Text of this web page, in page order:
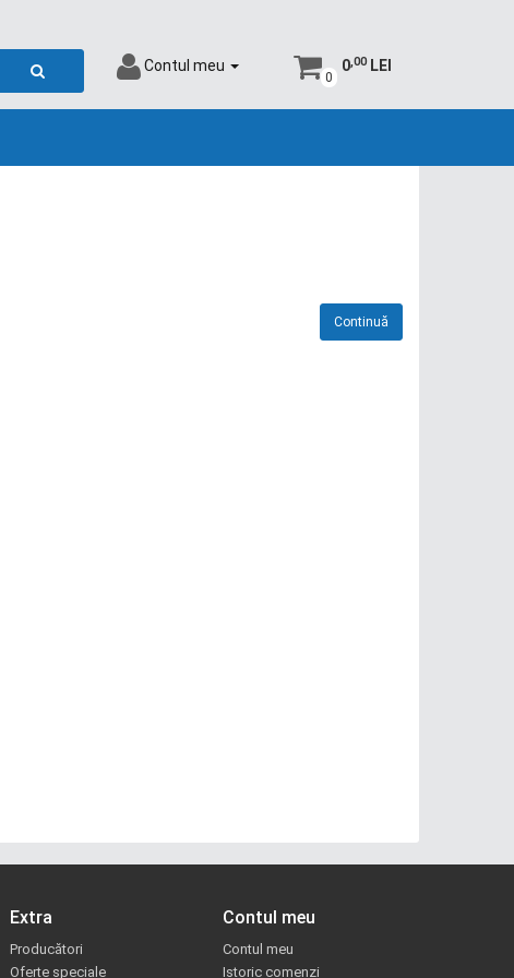
Contul meu
0
0,00LEI
Continuă
Extra
Producători
Oferte speciale
Contul meu
Contul meu
Istoric comenzi